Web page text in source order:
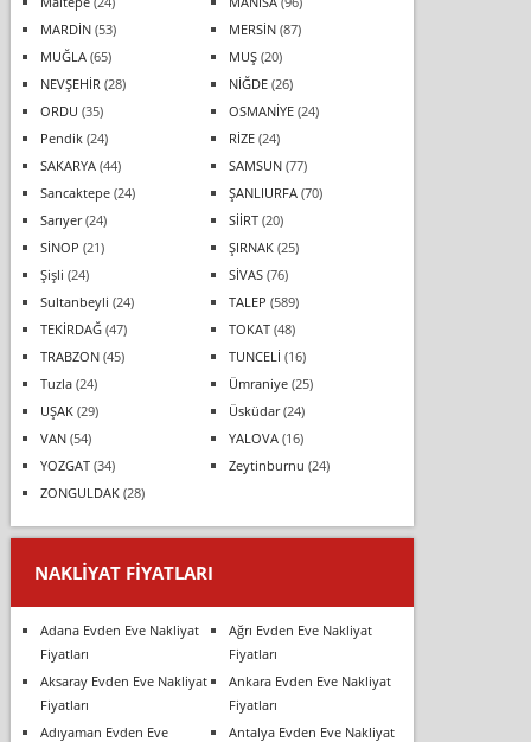
MARDİN(53) MERSİN(87)
MUĞLA(65) MUŞ(20)
NEVŞEHİR (28) NİĞDE(26)
ORDU (35) OSMANİYE(24)
Pendik(24) RİZE(24)
SAKARYA(44) SAMSUN(77)
Sancaktepe(24) ŞANLIURFA(70)
Sarıyer(24) SİİRT(20)
SİNOP (21) ŞIRNAK(25)
Şişli (24) SİVAS(76)
Sultanbeyli (24) TALEP (589)
TEKİRDAĞ(47) TOKAT(48)
TRABZON(45) TUNCELİ (16)
Tuzla(24) Ümraniye(25)
UŞAK(29) Üsküdar(24)
VAN(54) YALOVA(16)
YOZGAT(34) Zeytinburnu (24)
ZONGULDAK(28)
NAKLIYAT FIYATLARI
Adana Evden Eve Nakliyat
Fiyatları
Ağrı Evden Eve Nakliyat
Fiyatları
Aksaray Evden Eve Nakliyat
Fiyatları
Ankara Evden Eve Nakliyat
Fiyatları
Adıyaman Evden Eve
Antalya Evden Eve Nakliyat